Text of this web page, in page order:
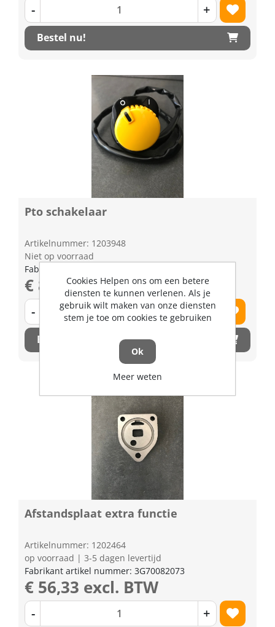
- +
Bestel nu!
Pto schakelaar
Artikelnummer: 1203948
Niet op voorraad
Fabrikant artikel nummer: 3P30055412
€ 88,84 excl. BTW
- +
Bestel nu!
Afstandsplaat extra functie
Artikelnummer: 1202464
op voorraad | 3-5 dagen levertijd
Fabrikant artikel nummer: 3G70082073
€ 56,33 excl. BTW
- +
Cookies Helpen ons om een betere
diensten te kunnen verlenen. Als je
gebruik wilt maken van onze diensten
stem je toe om cookies te gebruiken
Ok
Meer weten